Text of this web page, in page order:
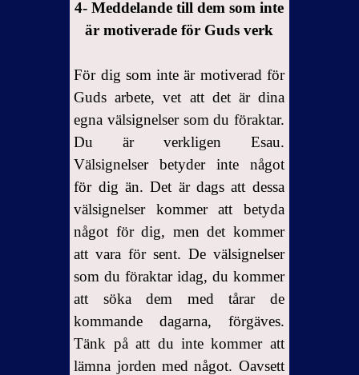
4- Meddelande till dem som inte
är motiverade för Guds verk
För dig som inte är motiverad för
Guds arbete, vet att det är dina
egna välsignelser som du föraktar.
Du är verkligen Esau.
Välsignelser betyder inte något
för dig än. Det är dags att dessa
välsignelser kommer att betyda
något för dig, men det kommer
att vara för sent. De välsignelser
som du föraktar idag, du kommer
att söka dem med tårar de
kommande dagarna, förgäves.
Tänk på att du inte kommer att
lämna jorden med något. Oavsett